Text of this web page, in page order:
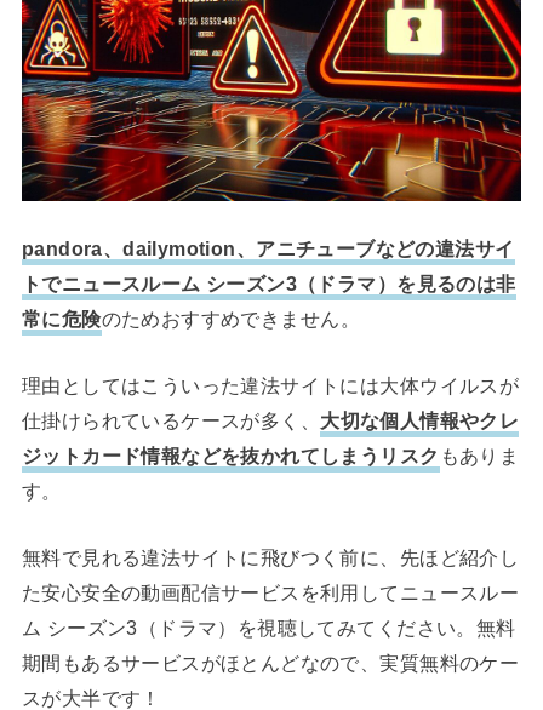
pandora、dailymotion、アニチューブなどの違法サイ
トでニュースルーム シーズン3（ドラマ）を見るのは非
常に危険のためおすすめできません。
理由としてはこういった違法サイトには大体ウイルスが
仕掛けられているケースが多く、 大切な個人情報やクレ
ジットカード情報などを抜かれてしまうリスク もありま
す。
無料で見れる違法サイトに飛びつく前に、先ほど紹介し
た安心安全の動画配信サービスを利用してニュースルー
ム シーズン3（ドラマ）を視聴してみてください。無料
期間もあるサービスがほとんどなので、実質無料のケー
スが大半です！